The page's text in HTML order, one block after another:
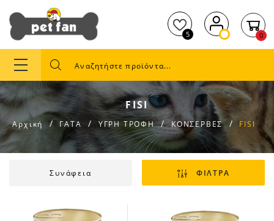
5 0
FISI
Αρχική ΓΑΤΑ ΥΓΡΗ ΤΡΟΦΗ ΚΟΝΣΕΡΒΕΣ FISI
Συνάφεια ΦΙΛΤΡΑ